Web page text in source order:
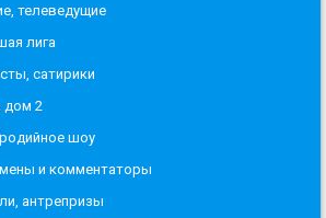
телеведущие
лига
сатирики
дом 2
шоу
и комментаторы
антрепризы